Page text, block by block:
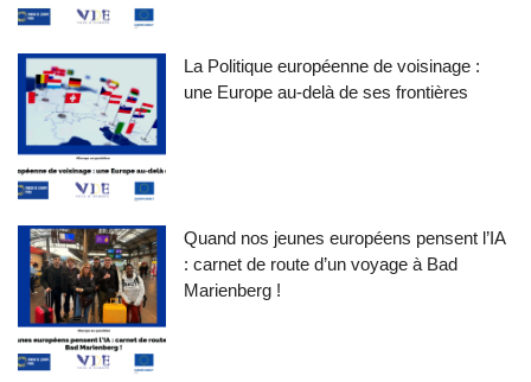
La Politique européenne de voisinage :
une Europe au-delà de ses frontières
Quand nos jeunes européens pensent l’IA
: carnet de route d’un voyage à Bad
Marienberg !